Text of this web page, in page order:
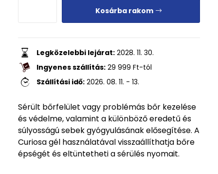
Kosárba rakom
Legközelebbi lejárat: 2028. 11. 30.
Ingyenes szállítás: 29 999 Ft-tól
Szállítási idő: 2026. 08. 11. - 13.
Sérült bőrfelület vagy problémás bőr kezelése
és védelme, valamint a különböző eredetű és
súlyosságú sebek gyógyulásának elősegítése. A
Curiosa gél használatával visszaállíthatja bőre
épségét és eltüntetheti a sérülés nyomait.